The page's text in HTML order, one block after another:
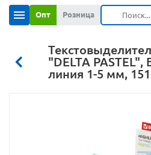
Опт Розница
"DELTA
линия 1-5 мм,